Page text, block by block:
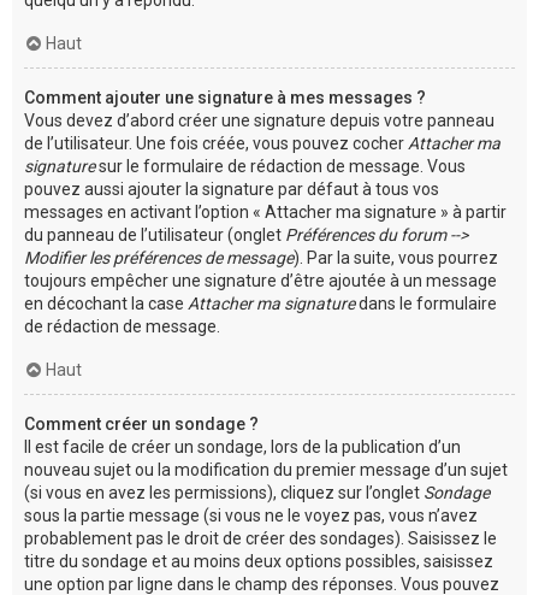
Haut
Comment ajouter une signature à mes messages ?
Vous devez d’abord créer une signature depuis votre panneau
de l’utilisateur. Une fois créée, vous pouvez cocher Attacher ma
signaturesur le formulaire de rédaction de message. Vous
pouvez aussi ajouter la signature par défaut à tous vos
messages en activant l’option « Attacher ma signature » à partir
du panneau de l’utilisateur (onglet Préférences du forum -->
Modifier les préférences de message). Par la suite, vous pourrez
toujours empêcher une signature d’être ajoutée à un message
en décochant la case Attacher ma signaturedans le formulaire
de rédaction de message.
Haut
Comment créer un sondage ?
Il est facile de créer un sondage, lors de la publication d’un
nouveau sujet ou la modification du premier message d’un sujet
(si vous en avez les permissions), cliquez sur l’onglet Sondage
sous la partie message (si vous ne le voyez pas, vous n’avez
probablement pas le droit de créer des sondages). Saisissez le
titre du sondage et au moins deux options possibles, saisissez
une option par ligne dans le champ des réponses. Vous pouvez